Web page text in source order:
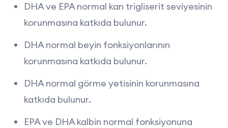
DHA ve EPA normal kan trigliserit seviyesinin
korunmasına katkıda bulunur.
DHA normal beyin fonksiyonlarının
korunmasına katkıda bulunur.
DHA normal görme yetisinin korunmasına
katkıda bulunur.
EPA ve DHA kalbin normal fonksiyonuna